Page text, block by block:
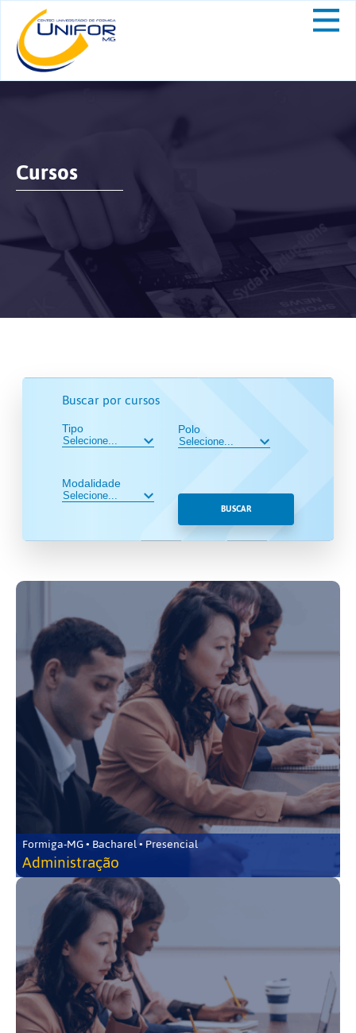
Cursos
Buscar por cursos
Tipo
Modalidade
Polo
BUSCAR
Formiga-MG • Bacharel • Presencial
Administração